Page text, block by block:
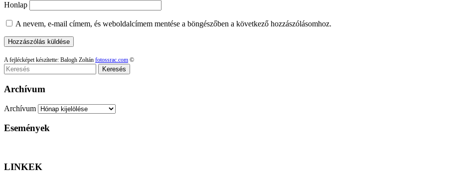
Honlap
A nevem, e-mail címem, és weboldalcímem mentése a böngészőben a következő hozzászólásomhoz.
A fejlécképet készítette: Balogh Zoltán fotossrac.com ©
Keresés
Archívum
Archívum
Események
LINKEK